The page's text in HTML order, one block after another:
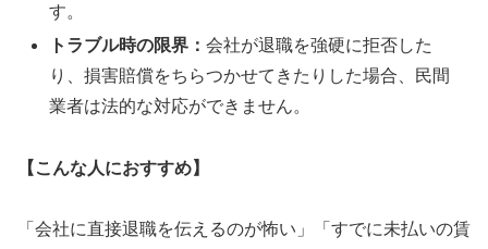
す。
トラブル時の限界：会社が退職を強硬に拒否した
り、損害賠償をちらつかせてきたりした場合、民間
業者は法的な対応ができません。
【こんな人におすすめ】
「会社に直接退職を伝えるのが怖い」「すでに未払いの賃